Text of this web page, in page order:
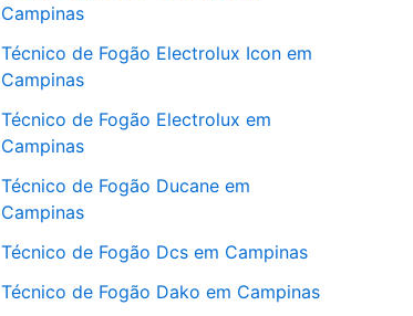
Campinas
Técnico de Fogão Electrolux Icon em
Campinas
Técnico de Fogão Electrolux em
Campinas
Técnico de Fogão Ducane em
Campinas
Técnico de Fogão Dcs em Campinas
Técnico de Fogão Dako em Campinas